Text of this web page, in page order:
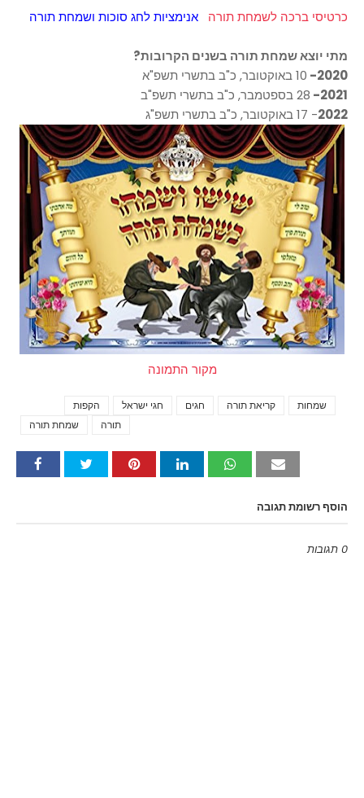
כרטיסי ברכה לשמחת תורה אנימציות לחג סוכות ושמחת תורה
מתי יוצא שמחת תורה בשנים הקרובות?
2020-
10 באוקטובר, כ"ב בתשרי תשפ"א
2021-
28 בספטמבר, כ"ב בתשרי תשפ"ב
2022- 17 באוקטובר, כ"ב בתשרי תשפ"ג
מקור התמונה
הקפות חגי ישראל חגים קריאת תורה
שמחות
שמחת תורה
תורה
הוסף רשומת תגובה
0 תגובות